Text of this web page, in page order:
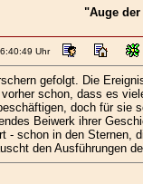
"Auge der
Uhr
gefolgt. Die
schon, dass es
doch für sie
Beiwerk ihrer
- schon in den
den Ausführungen